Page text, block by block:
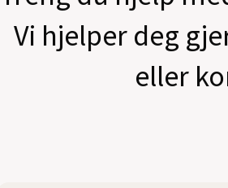
Vi hjelper deg
eller